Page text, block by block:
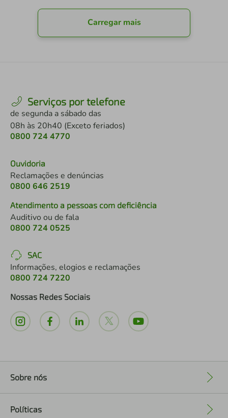
Carregar mais
Serviços por telefone
de segunda a sábado das
08h às 20h40 (Exceto feriados)
0800 724 4770
Ouvidoria
Reclamações e denúncias
0800 646 2519
Atendimento a pessoas com deficiência
Auditivo ou de fala
0800 724 0525
SAC
Informações, elogios e reclamações
0800 724 7220
Nossas Redes Sociais
Sobre nós
Políticas